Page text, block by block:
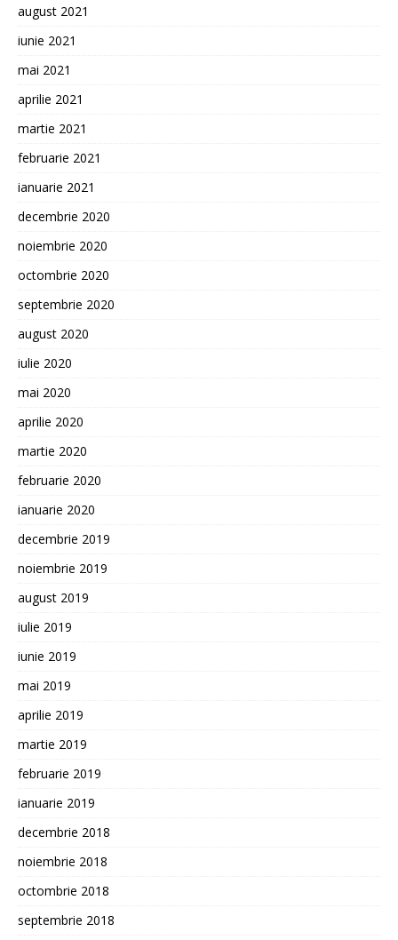
august 2021
iunie 2021
mai 2021
aprilie 2021
martie 2021
februarie 2021
ianuarie 2021
decembrie 2020
noiembrie 2020
octombrie 2020
septembrie 2020
august 2020
iulie 2020
mai 2020
aprilie 2020
martie 2020
februarie 2020
ianuarie 2020
decembrie 2019
noiembrie 2019
august 2019
iulie 2019
iunie 2019
mai 2019
aprilie 2019
martie 2019
februarie 2019
ianuarie 2019
decembrie 2018
noiembrie 2018
octombrie 2018
septembrie 2018